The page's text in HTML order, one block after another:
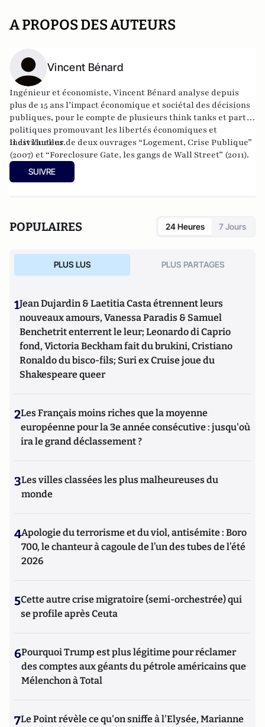
A PROPOS DES AUTEURS
Vincent Bénard
Ingénieur et économiste, Vincent Bénard analyse depuis
plus de 15 ans l’impact économique et sociétal des décisions
publiques, pour le compte de plusieurs think tanks et partis
politiques promouvant les libertés économiques et
individuelles.
Il est l'auteur de deux ouvrages “Logement, Crise Publique”
(2007) et “Foreclosure Gate, les gangs de Wall Street” (2011).
SUIVRE
POPULAIRES 24 Heures 7 Jours
PLUS LUS PLUS PARTAGES
1Jean Dujardin & Laetitia Casta étrennent leurs
nouveaux amours, Vanessa Paradis & Samuel
Benchetrit enterrent le leur; Leonardo di Caprio
fond, Victoria Beckham fait du brukini, Cristiano
Ronaldo du bisco-fils; Suri ex Cruise joue du
Shakespeare queer
2Les Français moins riches que la moyenne
européenne pour la 3e année consécutive : jusqu'où
ira le grand déclassement ?
3Les villes classées les plus malheureuses du
monde
4Apologie du terrorisme et du viol, antisémite : Boro
700, le chanteur à cagoule de l’un des tubes de l’été
2026
5Cette autre crise migratoire (semi-orchestrée) qui
se profile après Ceuta
6Pourquoi Trump est plus légitime pour réclamer
des comptes aux géants du pétrole américains que
Mélenchon à Total
7Le Point révèle ce qu'on sniffe à l'Elysée, Marianne